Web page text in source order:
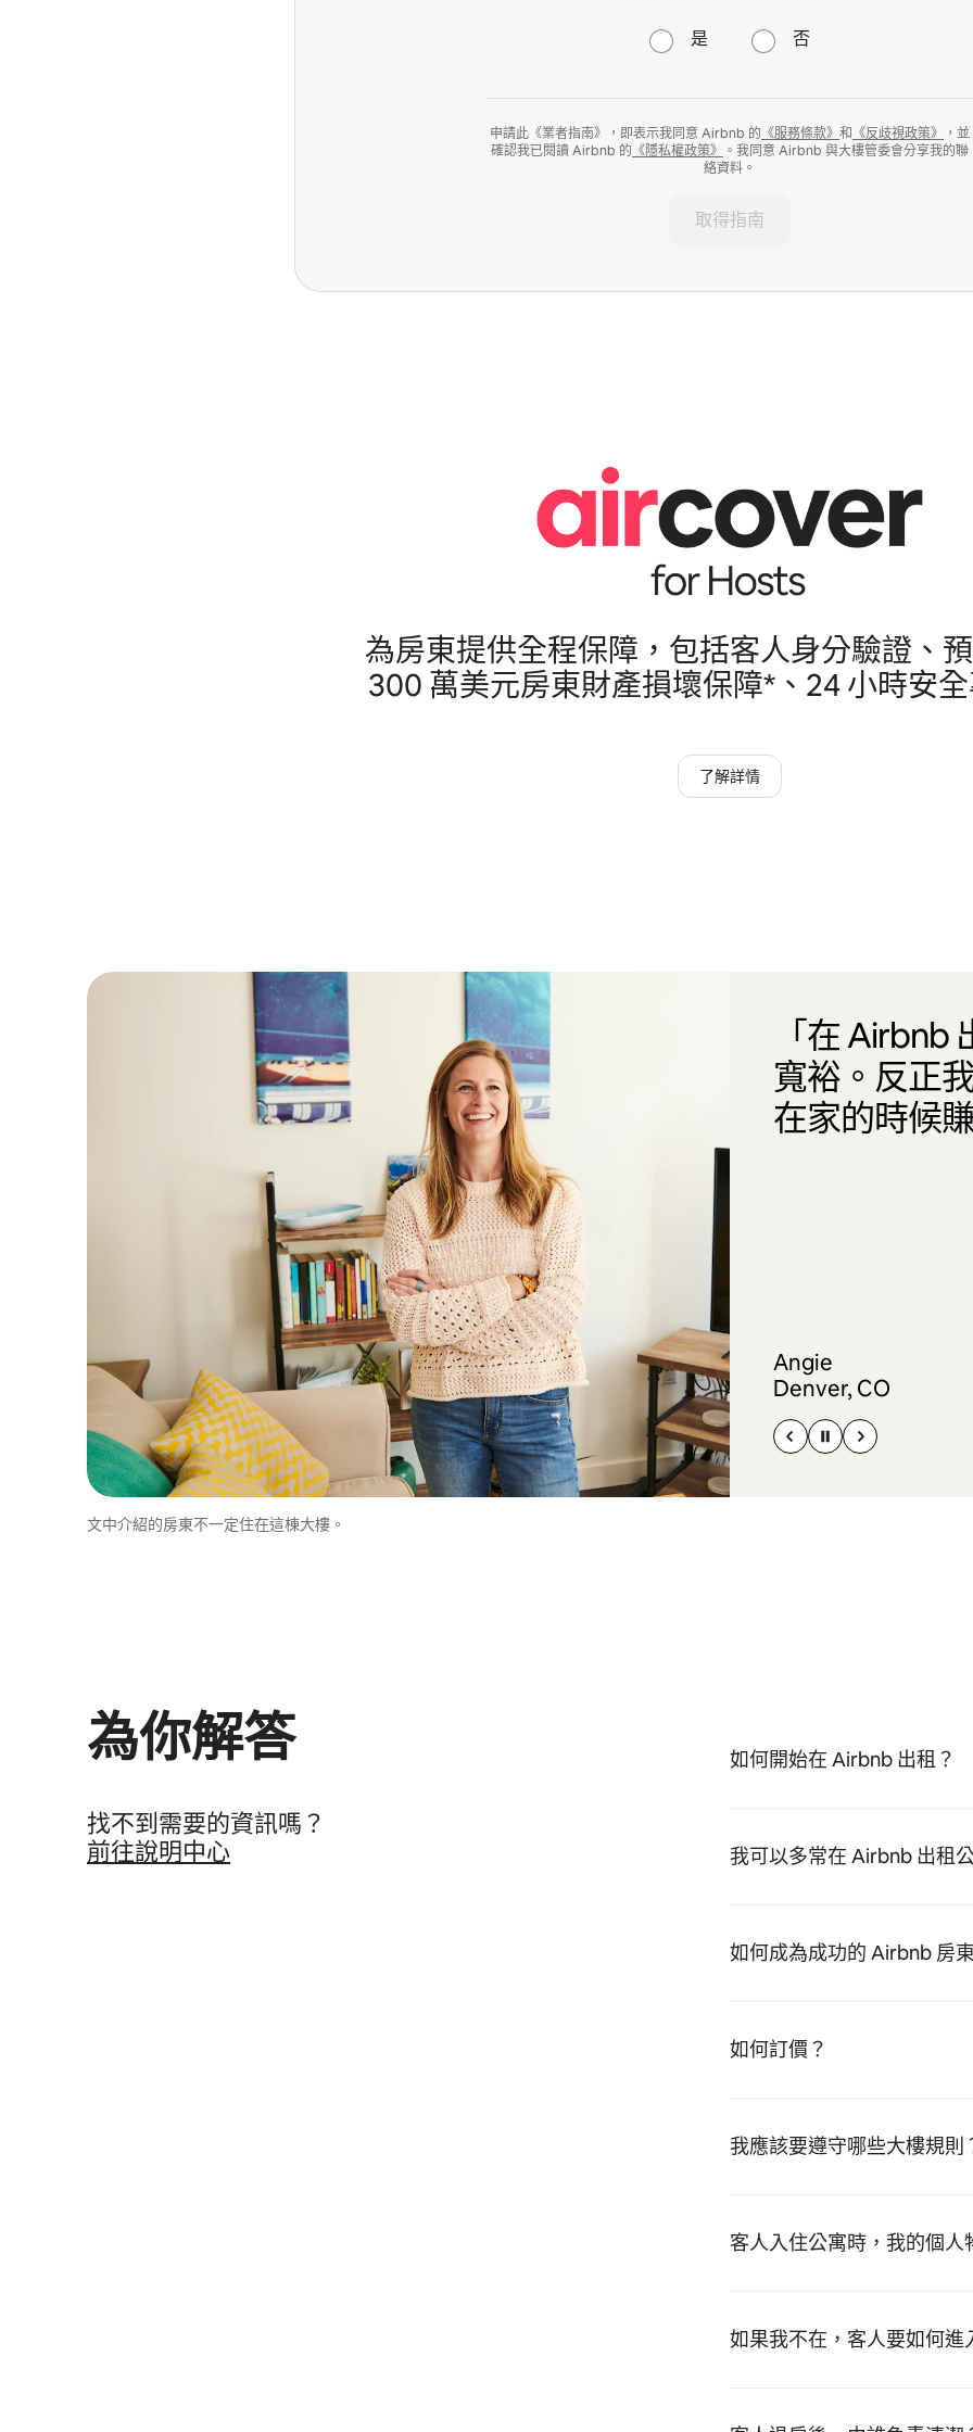
是 否
申請此《業者指南》，即表示我同意 Airbnb 的 《服務條款》 和 《反歧視政策》
，並
確認我已閱讀 Airbnb 的 《隱私權政策》
。我同意 Airbnb 與大樓管委會分享我的聯
絡資料。
取得指南
為房東提供全程保障，包括客人身分驗證、
300 萬美元房東財產損壞保障*、24 小時安
了解詳情
「在
寬裕。反正
在家的時候
Angie
Denver, CO
文中介紹的房東不一定住在這棟大樓。
為你解答
找不到需要的資訊嗎⁠？
前往說明中心
如何開始在 Airbnb 出租？
我可以多常在 Airbnb 出租
如何成為成功的 Airbnb 房
如何訂價？
我應該要遵守哪些大樓規則
客人入住公寓時，我的個人
如果我不在，客人要如何進